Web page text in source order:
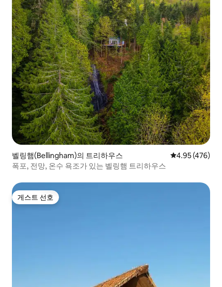
벨링햄(Bellingham)의 트리하우스 평점 4.95점(5
4.95 (476)
폭포, 전망, 온수 욕조가 있는 벨링햄 트리하우스
게스트 선호
게스트 선호